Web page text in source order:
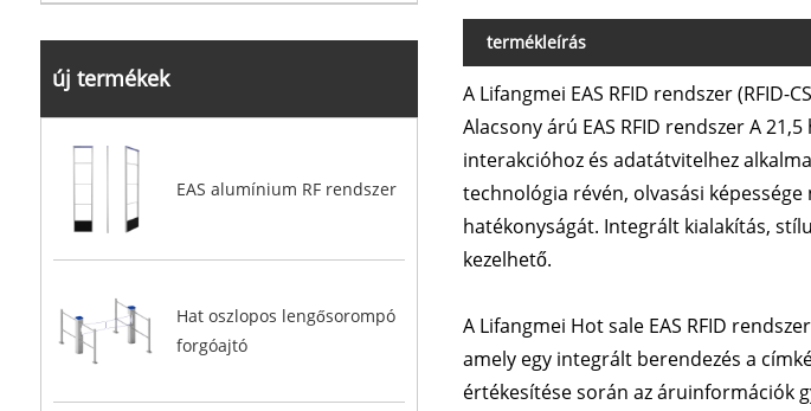
új termékek
EAS alumínium RF rendszer
Hat oszlopos lengősorompó
forgóajtó
termékleírás
A Lifangmei EAS RFID rendszer
Alacsony árú EAS RFID rendszer A
interakcióhoz és adatátvitelhez
technológia révén, olvasási
hatékonyságát. Integrált kialakítás,
kezelhető.
A Lifangmei Hot sale EAS RFID
amely egy integrált berendezés a
értékesítése során az áruinformációk